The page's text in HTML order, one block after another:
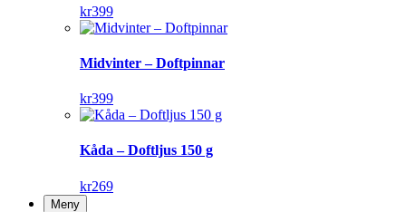
kr399
Midvinter – Doftpinnar
kr399
Kåda – Doftljus 150 g
kr269
Meny